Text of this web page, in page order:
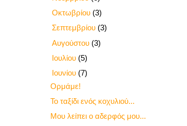
Οκτωβρίου (3)
Σεπτεμβρίου (3)
Αυγούστου (3)
Ιουλίου (5)
Ιουνίου (7)
Ορμάμε!
Το ταξίδι ενός κοχυλιού...
Μου λείπει ο αδερφός μου...